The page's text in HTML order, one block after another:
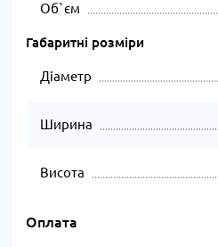
Об`єм
Габаритні розміри
Діаметр
Ширина
Висота
Оплата